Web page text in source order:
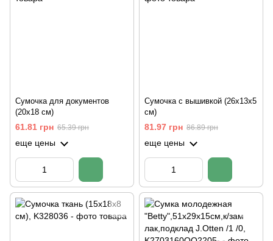
Сумочка для документов
(20х18 см)
61.81 грн 65.39 грн
еще цены
Сумочка с вышивкой (26х13х5
см)
81.97 грн 86.89 грн
еще цены